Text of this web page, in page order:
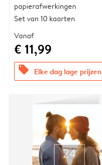
papierafwerkingen
Set van 10 kaarten
Vanaf
€ 11,99
offers Elke dag lage prijzen